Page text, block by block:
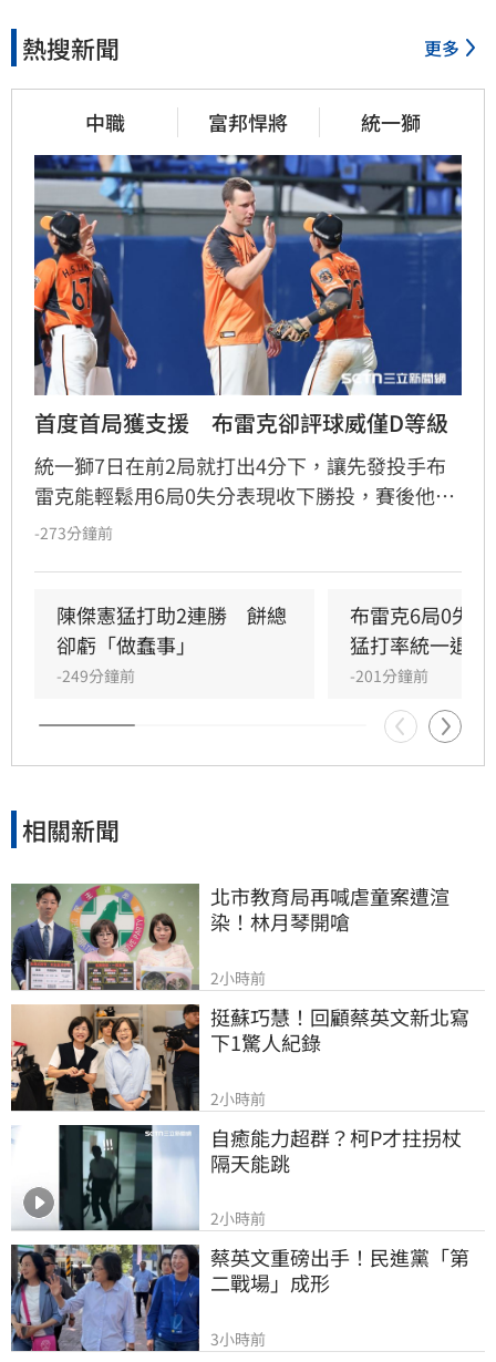
熱搜新聞 更多
中職 富邦悍將 統一獅
首度首局獲支援　布雷克卻評球威僅D等級
統一獅7日在前2局就打出4分下，讓先發投手布
雷克能輕鬆用6局0失分表現收下勝投，賽後他也
表示今晚投球特別輕鬆，但反而檢討自己的投球
-273分鐘前
陳傑憲猛打助2連勝　餅總
卻虧「做蠢事」
-249分鐘前
布雷克6局0失
猛打率統一退富
-201分鐘前
相關新聞
北市教育局再喊虐童案遭渲
染！林月琴開嗆
2小時前
挺蘇巧慧！回顧蔡英文新北寫
下1驚人紀錄
2小時前
自癒能力超群？柯P才拄拐杖
隔天能跳
2小時前
蔡英文重磅出手！民進黨「第
二戰場」成形
3小時前